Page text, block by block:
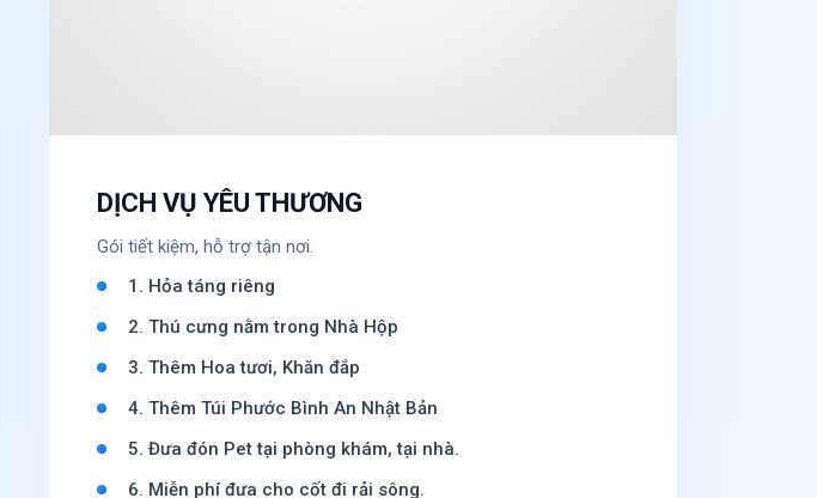
DỊCH VỤ YÊU THƯƠNG
Gói tiết kiệm, hỗ trợ tận nơi.
1. Hỏa táng riêng
2. Thú cưng nằm trong Nhà Hộp
3. Thêm Hoa tươi, Khăn đắp
4. Thêm Túi Phước Bình An Nhật Bản
5. Đưa đón Pet tại phòng khám, tại nhà.
6. Miễn phí đưa cho cốt đi rải sông.